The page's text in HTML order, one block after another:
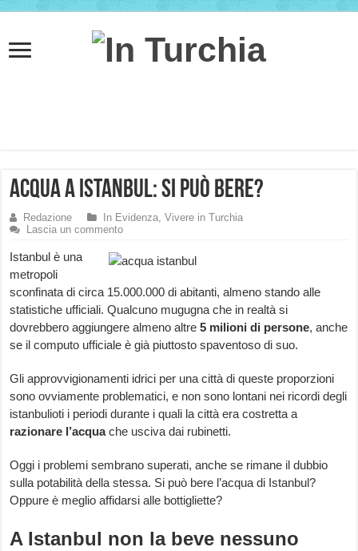
Acqua a Istanbul: si può bere?
Redazione In Evidenza,Vivere in Turchia
Lascia un commento
Istanbul è una
metropoli
sconfinata di circa 15.000.000 di abitanti, almeno stando alle
statistiche ufficiali. Qualcuno mugugna che in realtà si
dovrebbero aggiungere almeno altre5 milioni di persone, anche
se il computo ufficiale è già piuttosto spaventoso di suo.
Gli approvvigionamenti idrici per una città di queste proporzioni
sono ovviamente problematici, e non sono lontani nei ricordi degli
istanbulioti i periodi durante i quali la città era costretta a
razionare l’acquache usciva dai rubinetti.
Oggi i problemi sembrano superati, anche se rimane il dubbio
sulla potabilità della stessa. Si può bere l’acqua di Istanbul?
Oppure è meglio affidarsi alle bottigliette?
A Istanbul non la beve nessuno